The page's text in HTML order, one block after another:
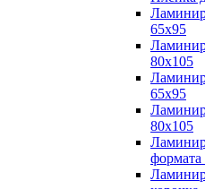
65х95
80х105
65х95
80х105